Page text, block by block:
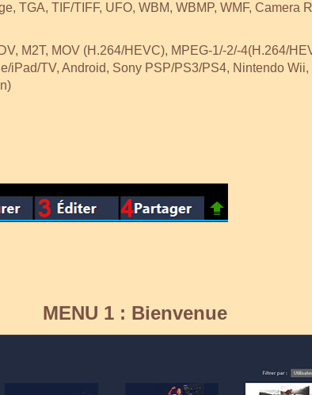
TGA, TIF/TIFF, UFO, WBM, WBMP, WMF, Camera
M2T, MOV (H.264/HEVC), MPEG-1/-2/-4(H.264/
iPad/TV, Android, Sony PSP/PS3/PS4, Nintendo
MENU 1 : Bienvenue